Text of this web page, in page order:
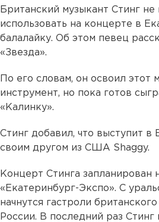
Британский музыкант Стинг не
использовать на концерте в
балалайку. Об этом певец
«Звезда».
По его словам, он освоил этот
инструмент, но пока готов
«Калинку».
Стинг добавил, что выступит в
своим другом из США Shaggy.
Концерт Стинга запланирован
«Екатеринбург-Экспо». С
начнутся гастроли
России. В последний раз Стинг